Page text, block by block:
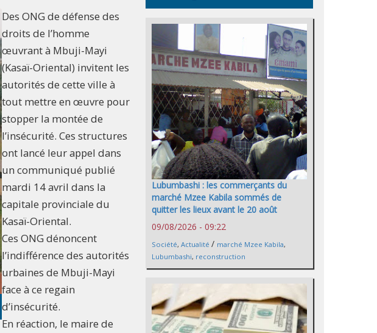
Des ONG de défense des
droits de l’homme
œuvrant à Mbuji-Mayi
(Kasaï-Oriental) invitent les
autorités de cette ville à
tout mettre en œuvre pour
stopper la montée de
l’insécurité. Ces structures
ont lancé leur appel dans
un communiqué publié
mardi 14 avril dans la
capitale provinciale du
Kasaï-Oriental.
Ces ONG dénoncent
l’indifférence des autorités
urbaines de Mbuji-Mayi
face à ce regain
d’insécurité.
En réaction, le maire de
Lubumbashi : les commerçants du
marché Mzee Kabila sommés de
quitter les lieux avant le 20 août
09/08/2026 - 09:22
Société, Actualité / marché Mzee Kabila,
Lubumbashi, reconstruction